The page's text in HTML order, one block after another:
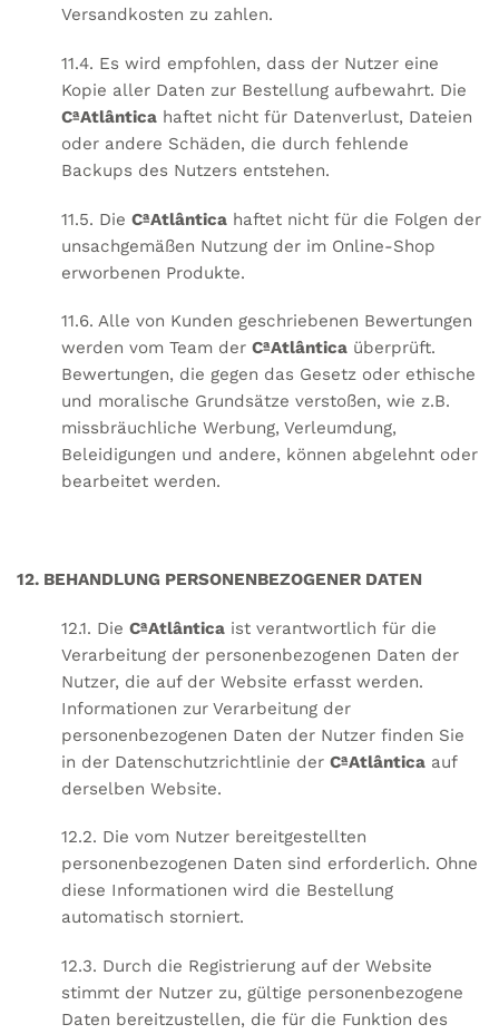
Versandkosten zu zahlen.
11.4. Es wird empfohlen, dass der Nutzer eine
Kopie aller Daten zur Bestellung aufbewahrt. Die
CªAtlântica haftet nicht für Datenverlust, Dateien
oder andere Schäden, die durch fehlende
Backups des Nutzers entstehen.
11.5. Die CªAtlântica haftet nicht für die Folgen der
unsachgemäßen Nutzung der im Online-Shop
erworbenen Produkte.
11.6. Alle von Kunden geschriebenen Bewertungen
werden vom Team der CªAtlântica überprüft.
Bewertungen, die gegen das Gesetz oder ethische
und moralische Grundsätze verstoßen, wie z.B.
missbräuchliche Werbung, Verleumdung,
Beleidigungen und andere, können abgelehnt oder
bearbeitet werden.
12. BEHANDLUNG PERSONENBEZOGENER DATEN
12.1. Die CªAtlântica ist verantwortlich für die
Verarbeitung der personenbezogenen Daten der
Nutzer, die auf der Website erfasst werden.
Informationen zur Verarbeitung der
personenbezogenen Daten der Nutzer finden Sie
in der Datenschutzrichtlinie der CªAtlântica auf
derselben Website.
12.2. Die vom Nutzer bereitgestellten
personenbezogenen Daten sind erforderlich. Ohne
diese Informationen wird die Bestellung
automatisch storniert.
12.3. Durch die Registrierung auf der Website
stimmt der Nutzer zu, gültige personenbezogene
Daten bereitzustellen, die für die Funktion des